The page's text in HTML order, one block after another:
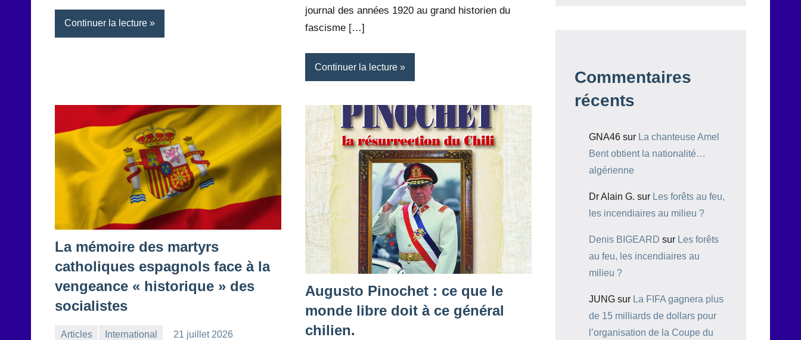
Continuer la lecture
journal des années 1920 au grand historien du
fascisme […]
Continuer la lecture
La mémoire des martyrs
catholiques espagnols face à la
vengeance « historique » des
socialistes
Articles International
21 juillet 2026
Augusto Pinochet : ce que le
monde libre doit à ce général
chilien.
Commentaires
récents
GNA46 sur La chanteuse Amel
Bent obtient la nationalité…
algérienne
Dr Alain G. sur Les forêts au feu,
les incendiaires au milieu ?
Denis BIGEARD sur Les forêts
au feu, les incendiaires au
milieu ?
JUNG sur La FIFA gagnera plus
de 15 milliards de dollars pour
l’organisation de la Coupe du